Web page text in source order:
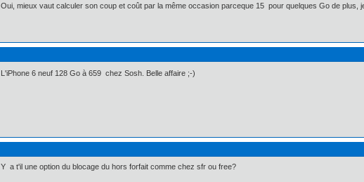
Oui, mieux vaut calculer son coup et coût par la même occasion parceque 15  pour quelques Go de plus,
L'iPhone 6 neuf 128 Go à 659  chez Sosh. Belle affaire ;-)
Y a t'il une option du blocage du hors forfait comme chez sfr ou free?